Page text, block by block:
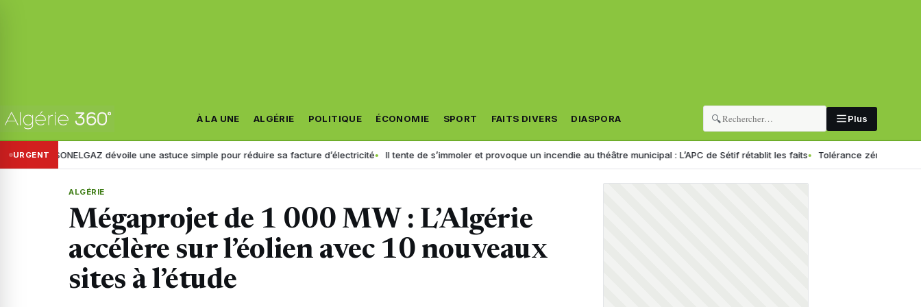
À LA UNE ALGÉRIE POLITIQUE ÉCONOMIE SPORT FAITS DIVERS DIASPORA 🔍 Plus
URGENT
SONELGAZ dévoile une astuce simple pour réduire sa facture d’électricité Il tente de s’immoler et provoque un incendie au théâtre municipal : L’APC de Sétif rétablit les faits Tolérance zéro pour les
ALGÉRIE
Mégaprojet de 1 000 MW : L’Algérie
accélère sur l’éolien avec 10 nouveaux
sites à l’étude